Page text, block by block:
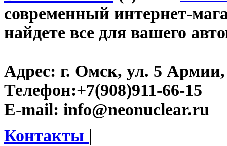
современный интернет-
найдете все для вашего
Адрес: г. Омск, ул. 5 Армии,
Телефон:+7(908)911-66-15
E-mail: info@neonuclear.ru
Контакты |